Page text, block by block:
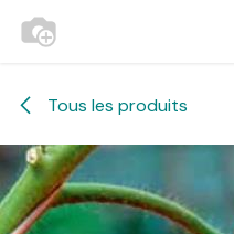
Se rendre au contenu
Tous les produits